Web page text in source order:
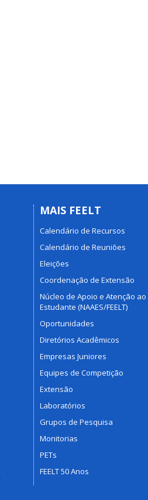
MAIS FEELT
Calendário de Recursos
Calendário de Reuniões
Eleições
Coordenação de Extensão
Núcleo de Apoio e Atenção ao
Estudante (NAAES/FEELT)
Oportunidades
Diretórios Acadêmicos
Empresas Juniores
Equipes de Competição
Extensão
Laboratórios
Grupos de Pesquisa
Monitorias
PETs
FEELT 50 Anos